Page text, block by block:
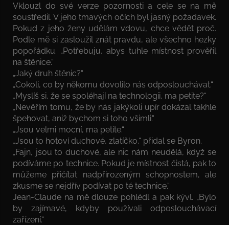
Vklouzl do své verze pozornosti a cele se na mě
soustředil. V jeho tmavých očích byl jasný požadavek.
Pokud z jeho ženy udělám vdovu, chce vědět proč.
Podle mě si zasloužil znát pravdu, ale všechno hezky
popořádku. „Potřebuju, abys tuhle místnost prověřil
na štěnice.“
„Jaký druh štěnic?“
„Cokoli, co by někomu dovolilo nás odposlouchávat.“
„Myslíš si, že se spoléhají na technologii, ma petite?“
„Nevěřím tomu, že by nás jakýkoli upír dokázal takhle
špehovat, aniž bychom si toho všimli.“
„Jsou velmi mocní, ma petite.“
„Jsou to hotoví duchové, zlatíčko,“ přidal se Byron.
„Fajn, jsou to duchové, ale nic nám neudělá, když se
podíváme po technice. Pokud je místnost čistá, pak to
můžeme přičítat nadpřirozeným schopnostem, ale
zkusme se nejdřív podívat po té technice.“
Jean-Claude na mě dlouze pohlédl a pak kývl. „Bylo
by zajímavé, kdyby používali odposlouchávací
zařízení.“